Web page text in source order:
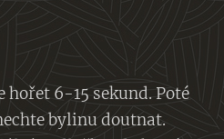
hořet 6-15 sekund. Poté
bylinu doutnat.